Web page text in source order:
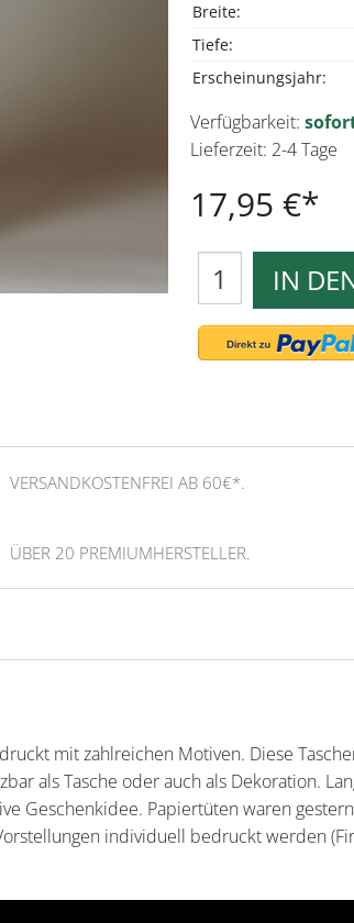
Breite:
Tiefe:
Erscheinungsjahr:
Verfügbarkeit:
Lieferzeit: 2-4 Tage
17,95 €
IN
VERSANDKOSTENFREI AB 60€*.
ÜBER 20 PREMIUMHERSTELLER.
mit zahlreichen Motiven. Diese
als Tasche oder auch als Dekoration.
Geschenkidee. Papiertüten waren
individuell bedruckt werden